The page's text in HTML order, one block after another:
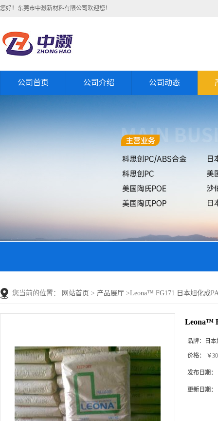
您好！东莞市中灏新材料有限公司欢迎您！
公司首页 公司介绍 公司动态
您当前的位置： 网站首页 > 产品展厅 >Leona™ FG171 日本旭化成
Leona™
品牌： 日
价格： ￥
发布日期：
更新日期：